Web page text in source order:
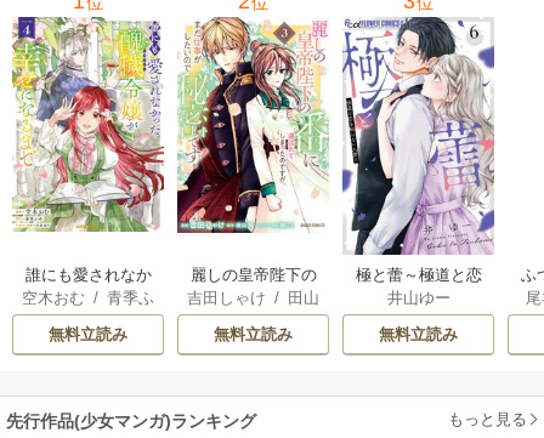
誰にも愛されなか
った醜穢令嬢が幸
せになるまで
空木おむ /青季ふ
ゆ/白谷ゆう
無料立読み
麗しの皇帝陛下の
番に選ばれてしま
ったのですが、ま
だ仕事がしたいの
吉田しゃけ / 田山
歩
/ 鶏にく
無料立読み
極と蕾～極道と恋
を知らない人妻と
～
井山ゆー
無料立読み
ふ
は
先行作品(少女マンガ)ランキング もっと見る